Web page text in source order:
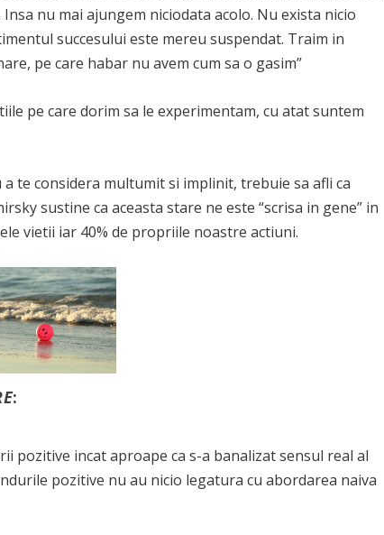
nu mai ajungem niciodata acolo. Nu exista nicio
succesului este mereu suspendat. Traim in
pe care habar nu avem cum sa o gasim”
pe care dorim sa le experimentam, cu atat suntem
te considera multumit si implinit, trebuie sa afli ca
sustine ca aceasta stare ne este “scrisa in gene” in
vietii iar 40% de propriile noastre actiuni.
:
pozitive incat aproape ca s-a banalizat sensul real al
pozitive nu au nicio legatura cu abordarea naiva